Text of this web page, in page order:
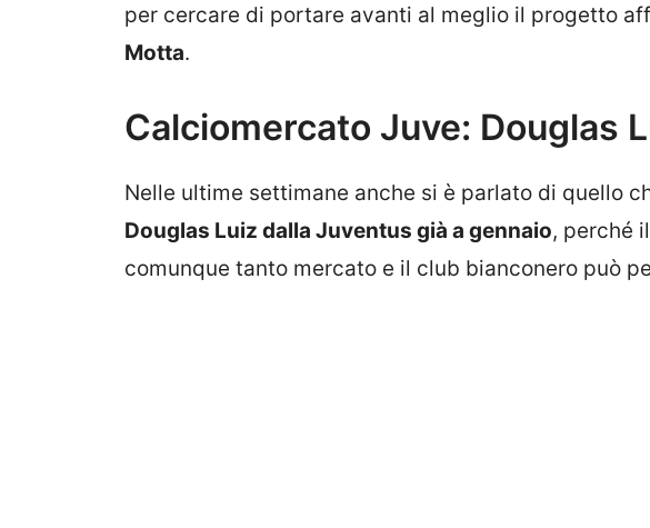
per cercare di portare avanti al meglio il progetto
Motta.
Calciomercato Juve: Douglas
Nelle ultime settimane anche si è parlato di quello
Douglas Luiz dalla Juventus già a gennaio, perché
comunque tanto mercato e il club bianconero può